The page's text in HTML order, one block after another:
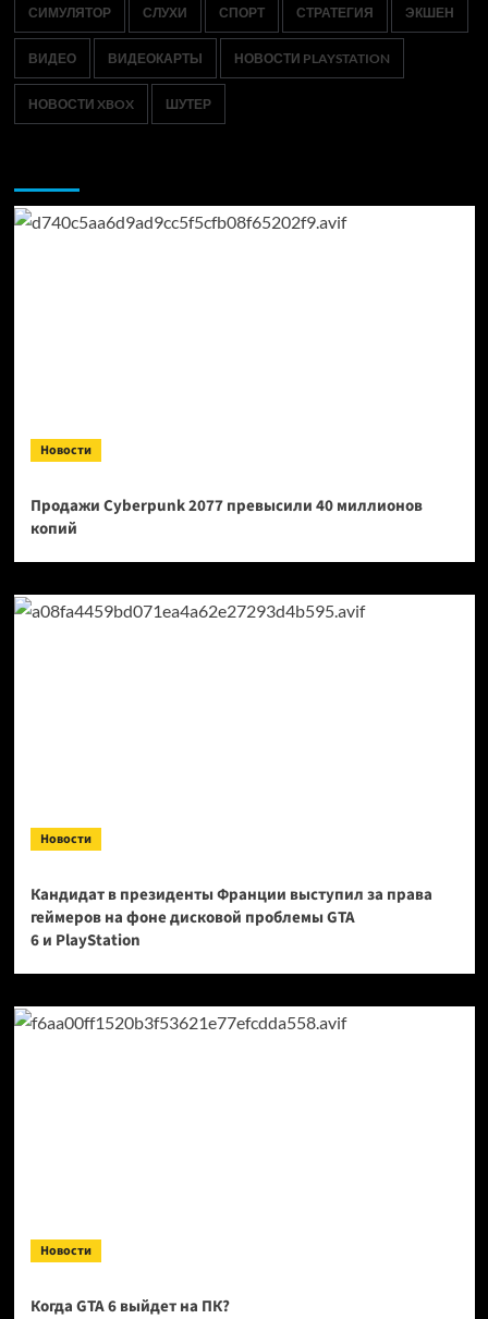
СИМУЛЯТОР СЛУХИ СПОРТ СТРАТЕГИЯ ЭКШЕН
ВИДЕО ВИДЕОКАРТЫ НОВОСТИ PLAYSTATION
НОВОСТИ XBOX ШУТЕР
Новости
Продажи Cyberpunk 2077 превысили 40 миллионов
копий
Новости
Кандидат в президенты Франции выступил за права
геймеров на фоне дисковой проблемы GTA
6 и PlayStation
Новости
Когда GTA 6 выйдет на ПК?